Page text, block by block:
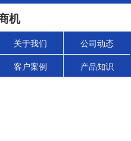
机
关于我们 公司动态
客户案例 产品知识